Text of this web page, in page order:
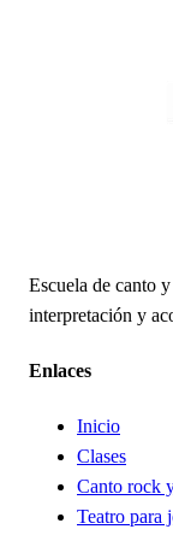
Escuela de canto
interpretación y
Enlaces
Inicio
Clases
Canto rock
Teatro para